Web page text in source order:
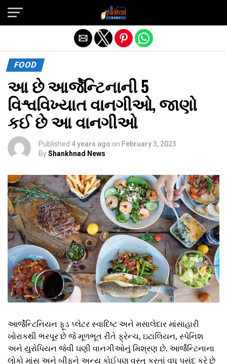
FOOD
આ છે આર્જેન્ટિનાની 5
વિશ્વવિખ્યાત વાનગીઓ, જાણો
કઈ છે આ વાનગીઓ
Published 4 years ago on February 3, 2023
ByShankhnad News
આર્જેન્ટિનિયન ફૂડ પ્લેટર સ્વાદિષ્ટ અને મસાલેદાર માંસાહારી
ખોરાકથી ભરપૂર છે જે મૂળભૂત રીતે ફ્રેન્ચ, ઇટાલિયન, સ્પેનિશ
અને યુરોપિયન જેવી ઘણી વાનગીઓનું મિશ્રણ છે. આર્જેન્ટિનાના
લોકો માંસ અને બીફને અન્ય કોઈપણ વસ્તુ કરતાં વધુ પસંદ કરે છે
Exit mobile version